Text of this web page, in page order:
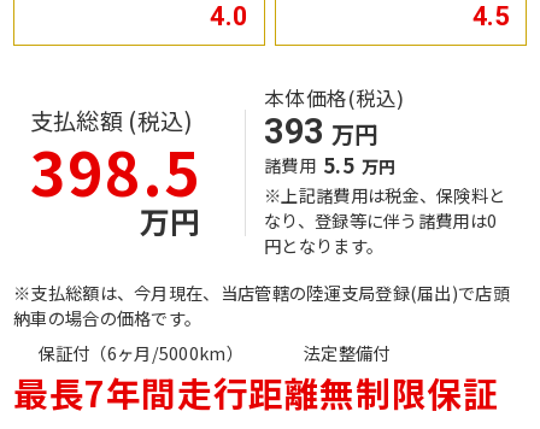
4.0 4.5
支払総額 (税込)
398.5
万円
本体価格(税込)
393 万円
諸費用 5.5 万円
※上記諸費用は税金、保険料と
なり、登録等に伴う諸費用は0
円となります。
※支払総額は、今月現在、当店管轄の陸運支局登録(届出)で店頭
納車の場合の価格です。
保証付（6ヶ月/5000km）
法定整備付
最長7年間走行距離無制限保証